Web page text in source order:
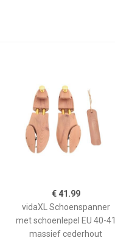
€ 41.99
vidaXL Schoenspanner
met schoenlepel EU 40-41
massief cederhout